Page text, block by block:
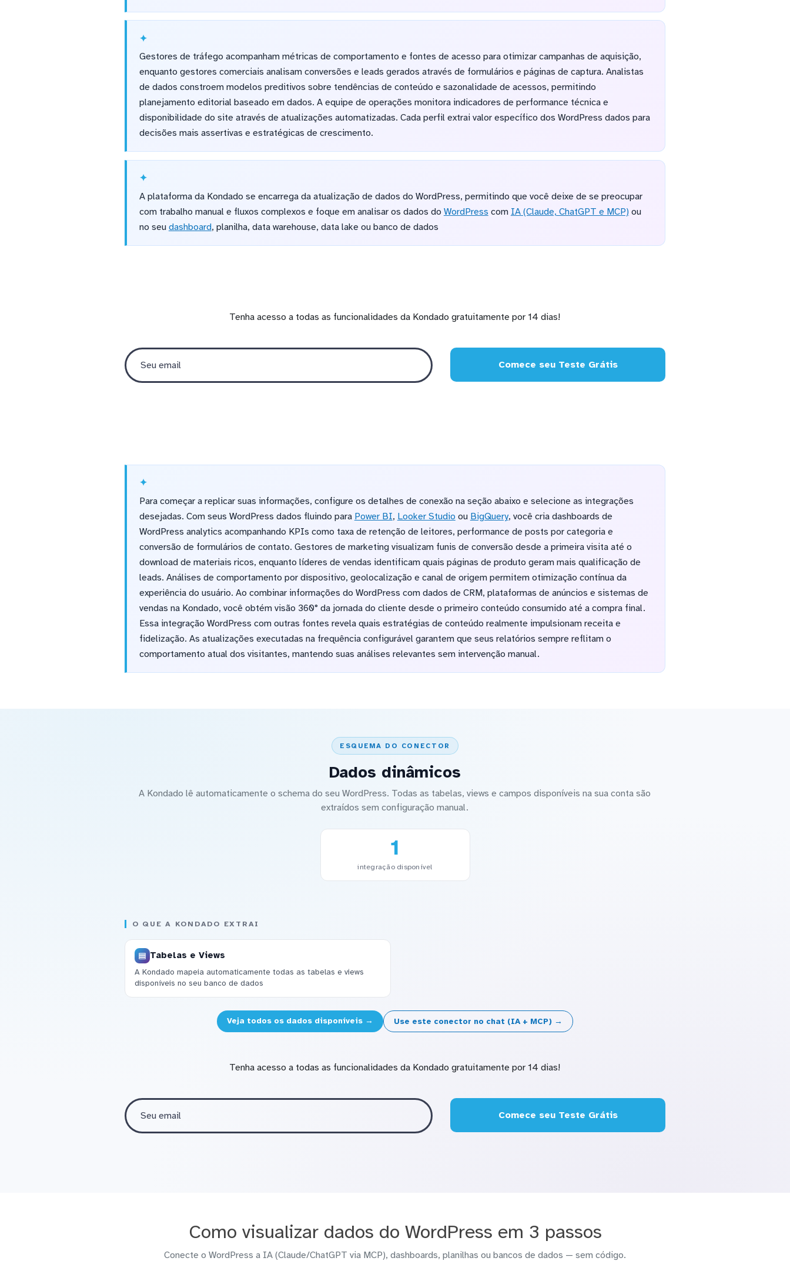
Gestores de tráfego acompanham métricas de comportamento e fontes de acesso para otimizar campanhas de aquisição,
enquanto gestores comerciais analisam conversões e leads gerados através de formulários e páginas de captura. Analistas
de dados constroem modelos preditivos sobre tendências de conteúdo e sazonalidade de acessos, permitindo
planejamento editorial baseado em dados. A equipe de operações monitora indicadores de performance técnica e
disponibilidade do site através de atualizações automatizadas. Cada perfil extrai valor específico dos WordPress dados para
decisões mais assertivas e estratégicas de crescimento.
A plataforma da Kondado se encarrega da atualização de dados do WordPress, permitindo que você deixe de se preocupar
com trabalho manual e fluxos complexos e foque em analisar os dados do WordPress com IA (Claude, ChatGPT e MCP)ou
no seu dashboard, planilha, data warehouse, data lake ou banco de dados
Tenha acesso a todas as funcionalidades da Kondado gratuitamente por 14 dias!
Comece seu Teste Grátis
Para começar a replicar suas informações, configure os detalhes de conexão na seção abaixo e selecione as integrações
desejadas. Com seus WordPress dados fluindo para Power BI, Looker Studio ou BigQuery, você cria dashboards de
WordPress analytics acompanhando KPIs como taxa de retenção de leitores, performance de posts por categoria e
conversão de formulários de contato. Gestores de marketing visualizam funis de conversão desde a primeira visita até o
download de materiais ricos, enquanto líderes de vendas identificam quais páginas de produto geram mais qualificação de
leads. Análises de comportamento por dispositivo, geolocalização e canal de origem permitem otimização contínua da
experiência do usuário. Ao combinar informações do WordPress com dados de CRM, plataformas de anúncios e sistemas de
vendas na Kondado, você obtém visão 360° da jornada do cliente desde o primeiro conteúdo consumido até a compra final.
Essa integração WordPress com outras fontes revela quais estratégias de conteúdo realmente impulsionam receita e
fidelização. As atualizações executadas na frequência configurável garantem que seus relatórios sempre reflitam o
comportamento atual dos visitantes, mantendo suas análises relevantes sem intervenção manual.
ESQUEMA DO CONECTOR
Dados dinâmicos
A Kondado lê automaticamente o schema do seu WordPress. Todas as tabelas, views e campos disponíveis na sua conta são
extraídos sem configuração manual.
1
integração disponível
O QUE A KONDADO EXTRAI
Tabelas e Views
A Kondado mapeia automaticamente todas as tabelas e views
disponíveis no seu banco de dados
Veja todos os dados disponíveis → Use este conector no chat (IA + MCP) →
Tenha acesso a todas as funcionalidades da Kondado gratuitamente por 14 dias!
Comece seu Teste Grátis
Como visualizar dados do WordPress em 3 passos
Conecte o WordPress a IA (Claude/ChatGPT via MCP), dashboards, planilhas ou bancos de dados — sem código.